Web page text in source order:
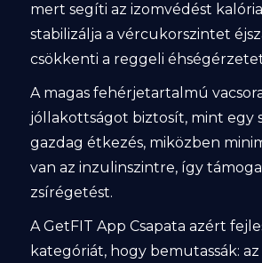
mert segíti az izomvédést
stabilizálja a vércukorszintet
csökkenti a reggeli
A magas fehérjetartalmú
jóllakottságot biztosít, mint egy
gazdag étkezés, miközben
van az inzulinszintre, így
zsírégetést.
A GetFIT App Csapata azért
kategóriát, hogy bemutassák: